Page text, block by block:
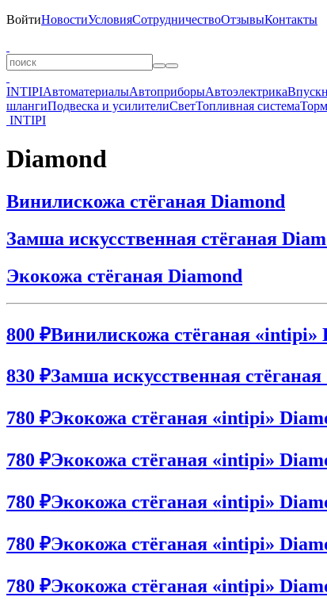
ВойтиНовостиУсловияСотрудничествоОтзывыКонтакты
INTIPIАвтоматериалыАвтоприборыАвтоэлектрика
шлангиПодвеска и усилителиСветТопливная система
INTIPI
Diamond
Винилискожа стёганая Diamond
Замша искусственная стёганая
Экокожа стёганая Diamond
800 ₽Винилискожа стёганая
830 ₽Замша искусственная
780 ₽Экокожа стёганая «intipi»
780 ₽Экокожа стёганая «intipi»
780 ₽Экокожа стёганая «intipi»
780 ₽Экокожа стёганая «intipi»
780 ₽Экокожа стёганая «intipi»